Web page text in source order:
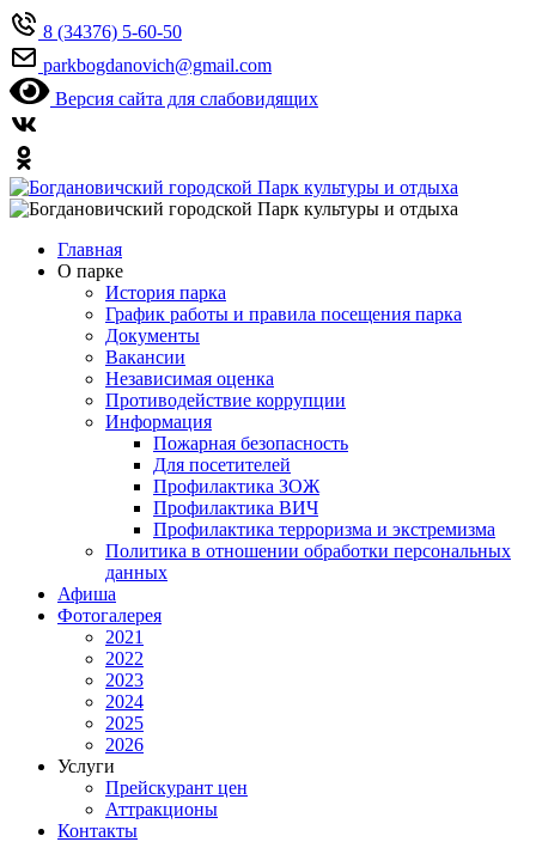
8 (34376) 5-60-50
parkbogdanovich@gmail.com
Версия сайта для слабовидящих
Главная
О парке
История парка
График работы и правила посещения парка
Документы
Вакансии
Независимая оценка
Противодействие коррупции
Информация
Пожарная безопасность
Для посетителей
Профилактика ЗОЖ
Профилактика ВИЧ
Профилактика терроризма и экстремизма
Политика в отношении обработки персональных
данных
Афиша
Фотогалерея
2021
2022
2023
2024
2025
2026
Услуги
Прейскурант цен
Аттракционы
Контакты